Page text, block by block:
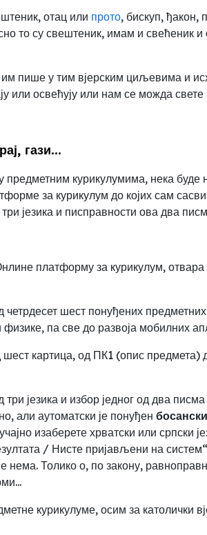
отац или прото, бискуп, ђакон,
то су свештеник, имам и свећеник и
пише у тим вјерским циљевима и
или освећују или нам се можда
гази...
предметним курикулумима, нека
за курикулум до којих сам
језика и писправности ова два
платформу за курикулум,
шест понуђених
па све до развоја мобилних
картица, од ПК1 (опис
језика и избор једног од два
али аутоматски је понуђен
изаберете хрватски или српски
/ Нисте пријављени на
нема. Толико о, по закону,
...
курикулуме, осим за католички